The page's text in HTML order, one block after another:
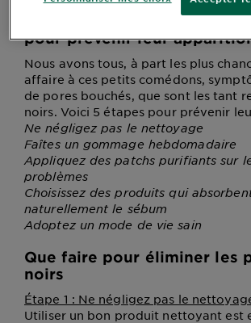
Comment lutter contre les
noirs : découvrez ce guide
pour prévenir leur
Nous avons tous, à part les plus
affaire à ces petits comédons,
de pores bouchés, que sont les tant
noirs. Voici 5 étapes pour prévenir
Ne négligez pas le nettoyage
Faîtes un gommage hebdomadaire
Appliquez des patchs purifiants sur
problèmes
Choisissez des produits qui
naturellement le sébum
Adoptez un mode de vie sain
Que faire pour éliminer les
noirs
Étape 1 : Ne négligez pas le
Utiliser un bon produit nettoyant est